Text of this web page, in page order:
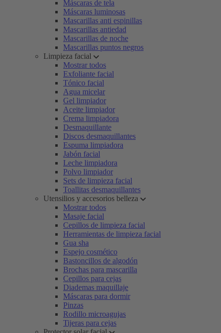
Máscaras de tela
Máscaras luminosas
Mascarillas anti espinillas
Mascarillas antiedad
Mascarillas de noche
Mascarillas puntos negros
Limpieza facial
Mostrar todos
Exfoliante facial
Tónico facial
Agua micelar
Gel limpiador
Aceite limpiador
Crema limpiadora
Desmaquillante
Discos desmaquillantes
Espuma limpiadora
Jabón facial
Leche limpiadora
Polvo limpiador
Sets de limpieza facial
Toallitas desmaquillantes
Utensilios y accesorios belleza
Mostrar todos
Masaje facial
Cepillos de limpieza facial
Herramientas de limpieza facial
Gua sha
Espejo cosmético
Bastoncillos de algodón
Brochas para mascarilla
Cepillos para cejas
Diademas maquillaje
Máscaras para dormir
Pinzas
Rodillo microagujas
Tijeras para cejas